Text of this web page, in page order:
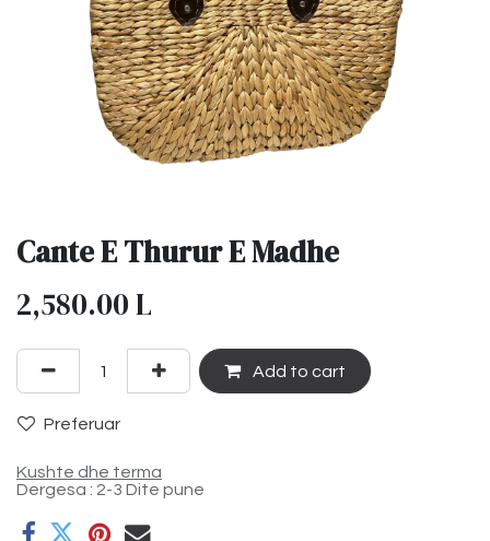
Cante E Thurur E Madhe
2,580.00L
Add to cart
Preferuar
Kushte dhe terma
Dergesa : 2-3 Dite pune